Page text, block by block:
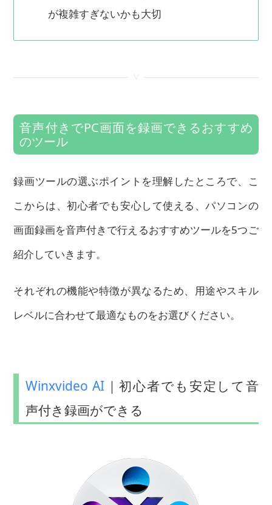
が複雑すぎないかも大切
音声付きでPC画面を録画できるおすすめ
のツール
録画ツールの選ぶポイントを理解したところで、こ
こからは、初心者でも安心して使える、パソコンの
画面録画を音声付きで行えるおすすめツールを5つご
紹介していきます。
それぞれの機能や特徴が異なるため、用途やスキル
レベルに合わせて最適なものをお選びください。
Winxvideo AI ｜初心者でも安定して音
声付き録画ができる